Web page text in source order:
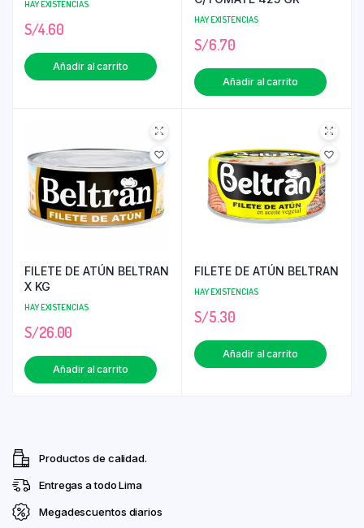
HAY EXISTENCIAS
S/4.60
Añadir al carrito
HAY EXISTENCIAS
S/6.70
Añadir al carrito
FILETE DE ATÚN BELTRAN
X KG
HAY EXISTENCIAS
S/26.00
Añadir al carrito
FILETE DE ATÚN BELTRAN
HAY EXISTENCIAS
S/5.30
Añadir al carrito
Productos de calidad.
Entregas a todo Lima
Megadescuentos diarios